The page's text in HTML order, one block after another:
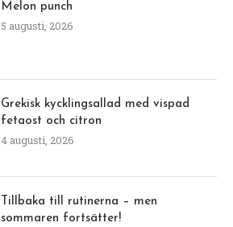
Melon punch
5 augusti, 2026
Grekisk kycklingsallad med vispad
fetaost och citron
4 augusti, 2026
Tillbaka till rutinerna – men
sommaren fortsätter!